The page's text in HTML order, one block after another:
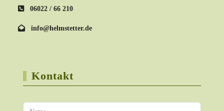
06022 / 66 210
info@helmstetter.de
Kontakt